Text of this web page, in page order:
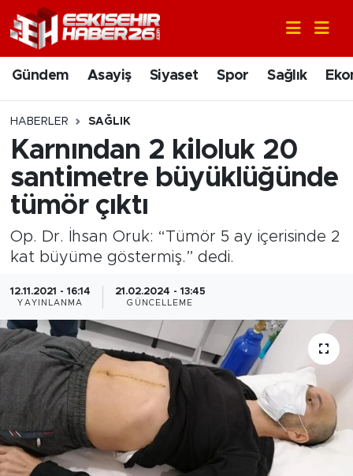
Gündem Asayiş Siyaset Spor Sağlık
HABERLER SAĞLIK
Karnından 2 kiloluk 20
santimetre büyüklüğünde
tümör çıktı
Op. Dr. İhsan Oruk: “Tümör 5 ay içerisinde 2
kat büyüme göstermiş.” dedi.
12.11.2021 - 16:14
YAYINLANMA
21.02.2024 - 13:45
GÜNCELLEME
Gündem
Asayiş
Spor
Ekonomi
Eğitim
Sanat
Bölge
Teknoloji
Magazin
Nöbetçi Eczaneler
Hava Durumu
Trafik Durumu
Süper Lig Puan Durumu ve Fikstür
Tüm Manşetler
Son Dakika Haberleri
Haber Arşivi